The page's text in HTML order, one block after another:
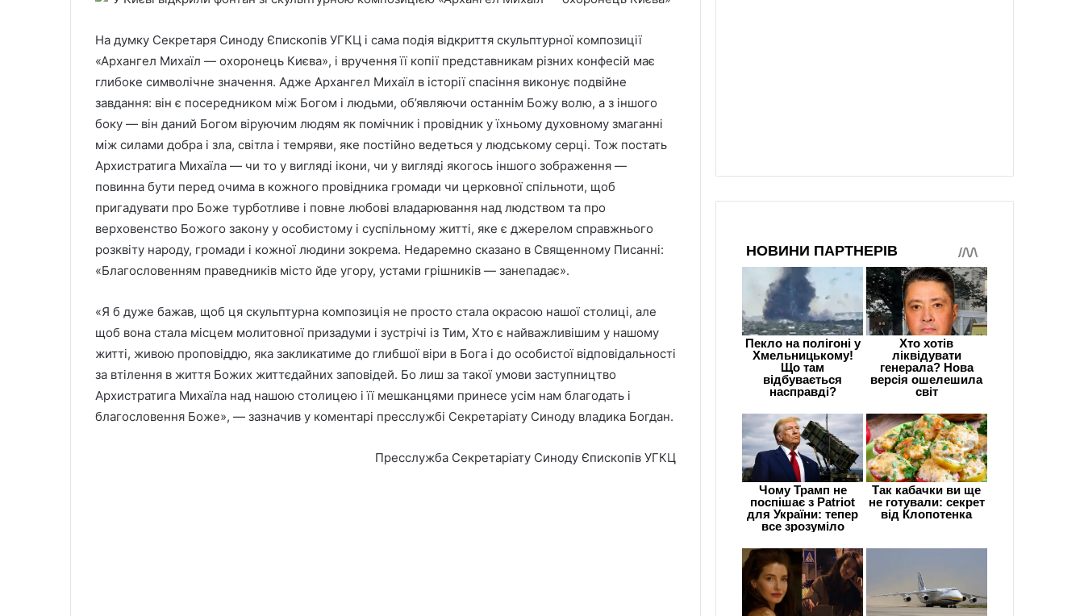
На думку Секретаря Синоду Єпископів УГКЦ і сама подія відкриття скульптурної композиції
«Архангел Михаїл — охоронець Києва», і вручення її копії представникам різних конфесій має
глибоке символічне значення. Адже Архангел Михаїл в історії спасіння виконує подвійне
завдання: він є посередником між Богом і людьми, об’являючи останнім Божу волю, а з іншого
боку — він даний Богом віруючим людям як помічник і провідник у їхньому духовному змаганні
між силами добра і зла, світла і темряви, яке постійно ведеться у людському серці. Тож постать
Архистратига Михаїла — чи то у вигляді ікони, чи у вигляді якогось іншого зображення —
повинна бути перед очима в кожного провідника громади чи церковної спільноти, щоб
пригадувати про Боже турботливе і повне любові владарювання над людством та про
верховенство Божого закону у особистому і суспільному житті, яке є джерелом справжнього
розквіту народу, громади і кожної людини зокрема. Недаремно сказано в Священному Писанні:
«Благословенням праведників місто йде угору, устами грішників — занепадає».
«Я б дуже бажав, щоб ця скульптурна композиція не просто стала окрасою нашої столиці, але
щоб вона стала місцем молитовної призадуми і зустрічі із Тим, Хто є найважливішим у нашому
житті, живою проповіддю, яка закликатиме до глибшої віри в Бога і до особистої відповідальності
за втілення в життя Божих життєдайних заповідей. Бо лиш за такої умови заступництво
Архистратига Михаїла над нашою столицею і її мешканцями принесе усім нам благодать і
благословення Боже», — зазначив у коментарі пресслужбі Секретаріату Синоду владика Богдан.
Пресслужба Секретаріату Синоду Єпископів УГКЦ